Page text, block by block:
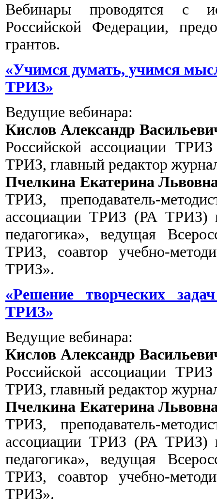
Вебинары проводятся с
Российской Федерации,
грантов.
«Учимся думать, учимся
ТРИЗ»
Ведущие вебинара:
Кислов Александр
Российской ассоциации
ТРИЗ, главный редактор
Пчелкина Екатерина
ТРИЗ, преподаватель-
ассоциации ТРИЗ (РА ТРИЗ)
педагогика», ведущая
ТРИЗ, соавтор учебно-
ТРИЗ».
«Решение творческих
ТРИЗ»
Ведущие вебинара:
Кислов Александр
Российской ассоциации
ТРИЗ, главный редактор
Пчелкина Екатерина
ТРИЗ, преподаватель-
ассоциации ТРИЗ (РА ТРИЗ)
педагогика», ведущая
ТРИЗ, соавтор учебно-
ТРИЗ».